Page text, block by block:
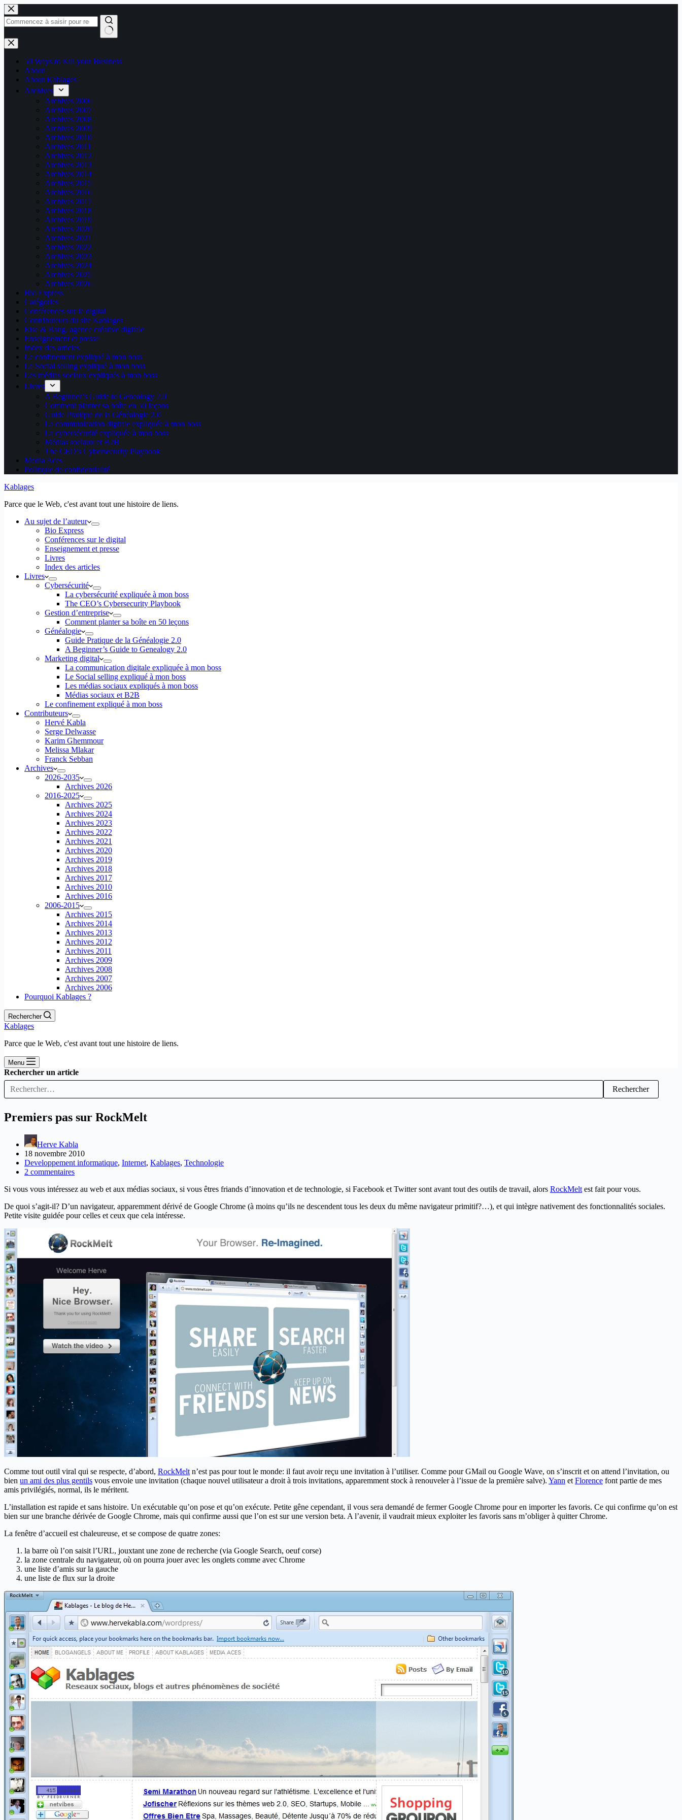
Passer
au
contenu
Aucun
résultat
50 Ways to Kill your Business
About
About Kablages
Archives
Archives 2006
Archives 2007
Archives 2008
Archives 2009
Archives 2010
Archives 2011
Archives 2012
Archives 2013
Archives 2014
Archives 2015
Archives 2016
Archives 2017
Archives 2018
Archives 2019
Archives 2020
Archives 2021
Archives 2022
Archives 2023
Archives 2024
Archives 2025
Archives 2026
Bio Express
Catégories
Conférences sur le digital
Contributeurs du site Kablages
Else & Bang, agence créative digitale
Enseignement et presse
Index des articles
Le confinement expliqué à mon boss
Le Social selling expliqué à mon boss
Les médias sociaux expliqués à mon boss
Livres
A Beginner’s Guide to Genealogy 2.0
Comment planter sa boîte en 50 leçons
Guide Pratique de la Généalogie 2.0
La communication digitale expliquée à mon boss
La cybersécurité expliquée à mon boss
Médias sociaux et B2B
The CEO’s Cybersecurity Playbook
Media Aces
Politique de confidentialité
Kablages
Parce que le Web, c'est avant tout une histoire de liens.
Au sujet de l’auteur
Bio Express
Conférences sur le digital
Enseignement et presse
Livres
Index des articles
Livres
Cybersécurité
La cybersécurité expliquée à mon boss
The CEO’s Cybersecurity Playbook
Gestion d’entreprise
Comment planter sa boîte en 50 leçons
Généalogie
Guide Pratique de la Généalogie 2.0
A Beginner’s Guide to Genealogy 2.0
Marketing digital
La communication digitale expliquée à mon boss
Le Social selling expliqué à mon boss
Les médias sociaux expliqués à mon boss
Médias sociaux et B2B
Le confinement expliqué à mon boss
Contributeurs
Hervé Kabla
Serge Delwasse
Karim Ghemmour
Melissa Mlakar
Franck Sebban
Archives
2026-2035
Archives 2026
2016-2025
Archives 2025
Archives 2024
Archives 2023
Archives 2022
Archives 2021
Archives 2020
Archives 2019
Archives 2018
Archives 2017
Archives 2010
Archives 2016
2006-2015
Archives 2015
Archives 2014
Archives 2013
Archives 2012
Archives 2011
Archives 2009
Archives 2008
Archives 2007
Archives 2006
Pourquoi Kablages ?
Rechercher
Kablages
Parce que le Web, c'est avant tout une histoire de liens.
Menu
Rechercher un article
Rechercher
Premiers pas sur RockMelt
Herve Kabla
18 novembre 2010
Developpement informatique, Internet, Kablages, Technologie
2 commentaires
Si vous vous intéressez au web et aux médias sociaux, si vous êtres friands d’innovation et de technologie, si Facebook et Twitter sont avant tout des outils de travail, alors RockMelt est fait pour vous.
De quoi s’agit-il? D’un navigateur, apparemment dérivé de Google Chrome (à moins qu’ils ne descendent tous les deux du même navigateur primitif?…), et qui intègre nativement des fonctionnalités sociales.
Petite visite guidée pour celles et ceux que cela intéresse.
Comme tout outil viral qui se respecte, d’abord, RockMelt n’est pas pour tout le monde: il faut avoir reçu une invitation à l’utiliser. Comme pour GMail ou Google Wave, on s’inscrit et on attend l’invitation, ou
bien un ami des plus gentils vous envoie une invitation (chaque nouvel utilisateur a droit à trois invitations, apparemment stock à renouveler à l’issue de la première salve). Yann et Florence font partie de mes
amis privilégiés, normal, ils le méritent.
L’installation est rapide et sans histoire. Un exécutable qu’on pose et qu’on exécute. Petite gêne cependant, il vous sera demandé de fermer Google Chrome pour en importer les favoris. Ce qui confirme qu’on est
bien sur une branche dérivée de Google Chrome, mais qui confirme aussi que l’on est sur une version beta. A l’avenir, il vaudrait mieux exploiter les favoris sans m’obliger à quitter Chrome.
La fenêtre d’accueil est chaleureuse, et se compose de quatre zones:
la barre où l’on saisit l’URL, jouxtant une zone de recherche (via Google Search, oeuf corse)
la zone centrale du navigateur, où on pourra jouer avec les onglets comme avec Chrome
une liste d’amis sur la gauche
une liste de flux sur la droite